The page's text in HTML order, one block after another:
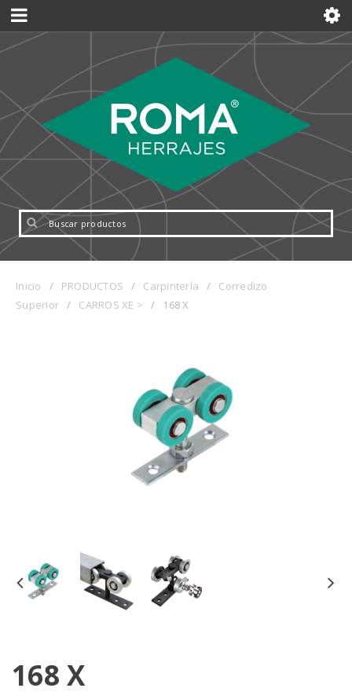
Inicio / PRODUCTOS / Carpintería /
Corredizo
Superior / CARROS XE > / 168 X
168 X